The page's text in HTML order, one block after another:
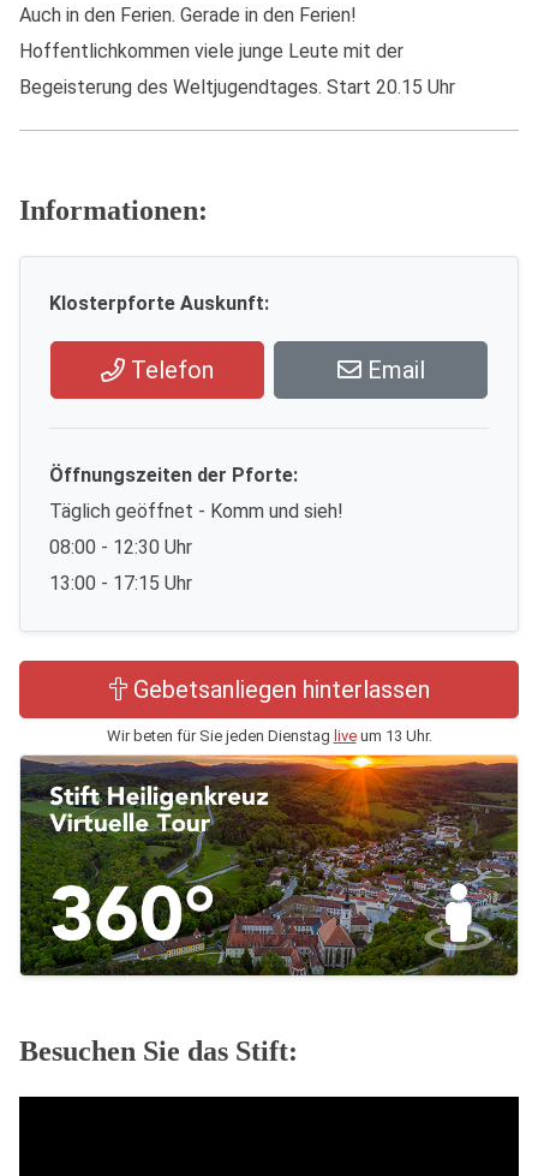
Auch in den Ferien. Gerade in den Ferien!
Hoffentlichkommen viele junge Leute mit der
Begeisterung des Weltjugendtages. Start 20.15 Uhr
Informationen:
Klosterpforte Auskunft:
Telefon Email
Öffnungszeiten der Pforte:
Täglich geöffnet - Komm und sieh!
08:00 - 12:30 Uhr
13:00 - 17:15 Uhr
Gebetsanliegen hinterlassen
Wir beten für Sie jeden Dienstag liveum 13 Uhr.
Besuchen Sie das Stift: